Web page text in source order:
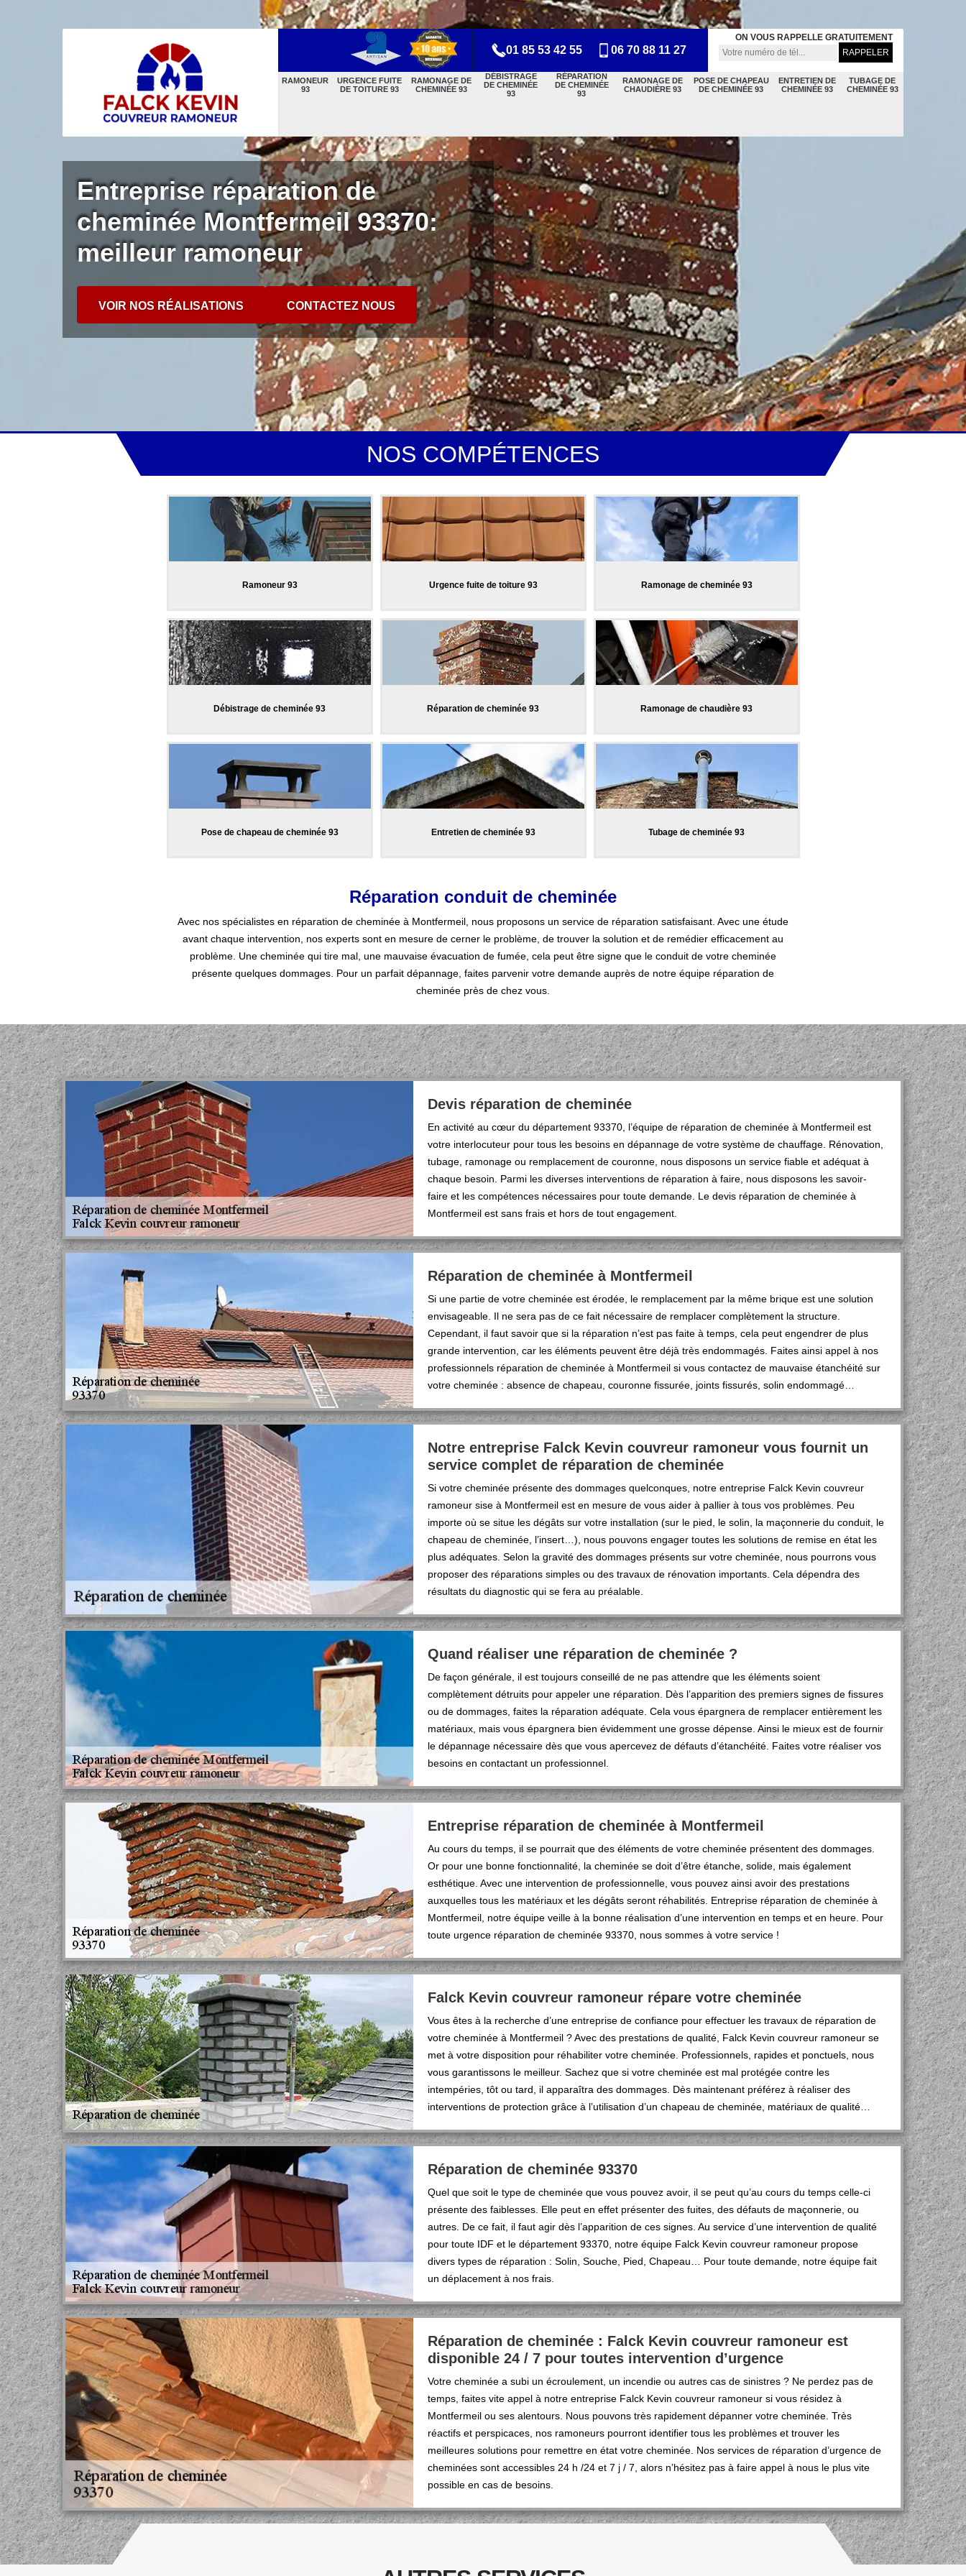
RAMONEUR
93
URGENCE FUITE
DE TOITURE 93
RAMONAGE DE
CHEMINÉE 93
DÉBISTRAGE
DE CHEMINÉE
93
RÉPARATION
DE CHEMINÉE
93
RAMONAGE DE
CHAUDIÈRE 93
POSE DE CHAPEAU
DE CHEMINÉE 93
ENTRETIEN DE
CHEMINÉE 93
TUBAGE DE
CHEMINÉE 93
01 85 53 42 55 06 70 88 11 27
ON VOUS RAPPELLE GRATUITEMENT
Entreprise réparation de
cheminée Montfermeil 93370:
meilleur ramoneur
VOIR NOS RÉALISATIONS CONTACTEZ NOUS
NOS COMPÉTENCES
Ramoneur 93 Urgence fuite de toiture 93 Ramonage de cheminée 93
Débistrage de cheminée 93 Réparation de cheminée 93 Ramonage de chaudière 93
Pose de chapeau de cheminée 93 Entretien de cheminée 93 Tubage de cheminée 93
Réparation conduit de cheminée
Avec nos spécialistes en réparation de cheminée à Montfermeil, nous proposons un service de réparation satisfaisant. Avec une étude
avant chaque intervention, nos experts sont en mesure de cerner le problème, de trouver la solution et de remédier efficacement au
problème. Une cheminée qui tire mal, une mauvaise évacuation de fumée, cela peut être signe que le conduit de votre cheminée
présente quelques dommages. Pour un parfait dépannage, faites parvenir votre demande auprès de notre équipe réparation de
cheminée près de chez vous.
Devis réparation de cheminée
En activité au cœur du département 93370, l’équipe de réparation de cheminée à Montfermeil est
votre interlocuteur pour tous les besoins en dépannage de votre système de chauffage. Rénovation,
tubage, ramonage ou remplacement de couronne, nous disposons un service fiable et adéquat à
chaque besoin. Parmi les diverses interventions de réparation à faire, nous disposons les savoir-
faire et les compétences nécessaires pour toute demande. Le devis réparation de cheminée à
Montfermeil est sans frais et hors de tout engagement.
Réparation de cheminée à Montfermeil
Si une partie de votre cheminée est érodée, le remplacement par la même brique est une solution
envisageable. Il ne sera pas de ce fait nécessaire de remplacer complètement la structure.
Cependant, il faut savoir que si la réparation n’est pas faite à temps, cela peut engendrer de plus
grande intervention, car les éléments peuvent être déjà très endommagés. Faites ainsi appel à nos
professionnels réparation de cheminée à Montfermeil si vous contactez de mauvaise étanchéité sur
votre cheminée : absence de chapeau, couronne fissurée, joints fissurés, solin endommagé…
Notre entreprise Falck Kevin couvreur ramoneur vous fournit un
service complet de réparation de cheminée
Si votre cheminée présente des dommages quelconques, notre entreprise Falck Kevin couvreur
ramoneur sise à Montfermeil est en mesure de vous aider à pallier à tous vos problèmes. Peu
importe où se situe les dégâts sur votre installation (sur le pied, le solin, la maçonnerie du conduit, le
chapeau de cheminée, l’insert…), nous pouvons engager toutes les solutions de remise en état les
plus adéquates. Selon la gravité des dommages présents sur votre cheminée, nous pourrons vous
proposer des réparations simples ou des travaux de rénovation importants. Cela dépendra des
résultats du diagnostic qui se fera au préalable.
Quand réaliser une réparation de cheminée ?
De façon générale, il est toujours conseillé de ne pas attendre que les éléments soient
complètement détruits pour appeler une réparation. Dès l’apparition des premiers signes de fissures
ou de dommages, faites la réparation adéquate. Cela vous épargnera de remplacer entièrement les
matériaux, mais vous épargnera bien évidemment une grosse dépense. Ainsi le mieux est de fournir
le dépannage nécessaire dès que vous apercevez de défauts d’étanchéité. Faites votre réaliser vos
besoins en contactant un professionnel.
Entreprise réparation de cheminée à Montfermeil
Au cours du temps, il se pourrait que des éléments de votre cheminée présentent des dommages.
Or pour une bonne fonctionnalité, la cheminée se doit d’être étanche, solide, mais également
esthétique. Avec une intervention de professionnelle, vous pouvez ainsi avoir des prestations
auxquelles tous les matériaux et les dégâts seront réhabilités. Entreprise réparation de cheminée à
Montfermeil, notre équipe veille à la bonne réalisation d’une intervention en temps et en heure. Pour
toute urgence réparation de cheminée 93370, nous sommes à votre service !
Falck Kevin couvreur ramoneur répare votre cheminée
Vous êtes à la recherche d’une entreprise de confiance pour effectuer les travaux de réparation de
votre cheminée à Montfermeil ? Avec des prestations de qualité, Falck Kevin couvreur ramoneur se
met à votre disposition pour réhabiliter votre cheminée. Professionnels, rapides et ponctuels, nous
vous garantissons le meilleur. Sachez que si votre cheminée est mal protégée contre les
intempéries, tôt ou tard, il apparaîtra des dommages. Dès maintenant préférez à réaliser des
interventions de protection grâce à l’utilisation d’un chapeau de cheminée, matériaux de qualité…
Réparation de cheminée 93370
Quel que soit le type de cheminée que vous pouvez avoir, il se peut qu’au cours du temps celle-ci
présente des faiblesses. Elle peut en effet présenter des fuites, des défauts de maçonnerie, ou
autres. De ce fait, il faut agir dès l’apparition de ces signes. Au service d’une intervention de qualité
pour toute IDF et le département 93370, notre équipe Falck Kevin couvreur ramoneur propose
divers types de réparation : Solin, Souche, Pied, Chapeau… Pour toute demande, notre équipe fait
un déplacement à nos frais.
Réparation de cheminée : Falck Kevin couvreur ramoneur est
disponible 24 / 7 pour toutes intervention d’urgence
Votre cheminée a subi un écroulement, un incendie ou autres cas de sinistres ? Ne perdez pas de
temps, faites vite appel à notre entreprise Falck Kevin couvreur ramoneur si vous résidez à
Montfermeil ou ses alentours. Nous pouvons très rapidement dépanner votre cheminée. Très
réactifs et perspicaces, nos ramoneurs pourront identifier tous les problèmes et trouver les
meilleures solutions pour remettre en état votre cheminée. Nos services de réparation d’urgence de
cheminées sont accessibles 24 h /24 et 7 j / 7, alors n’hésitez pas à faire appel à nous le plus vite
possible en cas de besoins.